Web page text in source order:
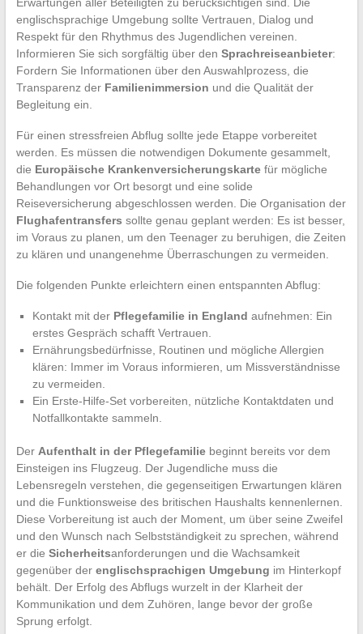
englischsprachige Umgebung sollte Vertrauen, Dialog und
Respekt für den Rhythmus des Jugendlichen vereinen.
Informieren Sie sich sorgfältig über den Sprachreiseanbieter:
Fordern Sie Informationen über den Auswahlprozess, die
Transparenz der Familienimmersion und die Qualität der
Begleitung ein.
Für einen stressfreien Abflug sollte jede Etappe vorbereitet
werden. Es müssen die notwendigen Dokumente gesammelt,
die Europäische Krankenversicherungskartefür mögliche
Behandlungen vor Ort besorgt und eine solide
Reiseversicherung abgeschlossen werden. Die Organisation der
Flughafentransfers sollte genau geplant werden: Es ist besser,
im Voraus zu planen, um den Teenager zu beruhigen, die Zeiten
zu klären und unangenehme Überraschungen zu vermeiden.
Die folgenden Punkte erleichtern einen entspannten Abflug:
Kontakt mit der Pflegefamilie in England aufnehmen: Ein
erstes Gespräch schafft Vertrauen.
Ernährungsbedürfnisse, Routinen und mögliche Allergien
klären: Immer im Voraus informieren, um Missverständnisse
zu vermeiden.
Ein Erste-Hilfe-Set vorbereiten, nützliche Kontaktdaten und
Notfallkontakte sammeln.
Der Aufenthalt in der Pflegefamiliebeginnt bereits vor dem
Einsteigen ins Flugzeug. Der Jugendliche muss die
Lebensregeln verstehen, die gegenseitigen Erwartungen klären
und die Funktionsweise des britischen Haushalts kennenlernen.
Diese Vorbereitung ist auch der Moment, um über seine Zweifel
und den Wunsch nach Selbstständigkeit zu sprechen, während
er die Sicherheitsanforderungen und die Wachsamkeit
gegenüber der englischsprachigen Umgebung im Hinterkopf
behält. Der Erfolg des Abflugs wurzelt in der Klarheit der
Kommunikation und dem Zuhören, lange bevor der große
Sprung erfolgt.